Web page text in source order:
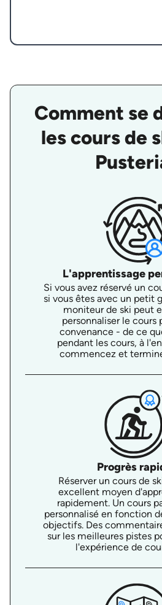
Comment se
les cours de
L'apprentissage
Si vous avez réservé un
si vous êtes avec un petit
moniteur de ski peut
personnaliser le cours
convenance - de ce
pendant les cours, à
commencez et
Progrès
Réserver un cours de
excellent moyen
rapidement. Un cours
personnalisé en fonction
objectifs. Des
sur les meilleures pistes
l'expérience de